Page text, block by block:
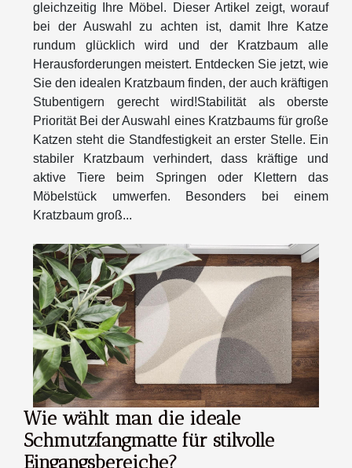
gleichzeitig Ihre Möbel. Dieser Artikel zeigt, worauf
bei der Auswahl zu achten ist, damit Ihre Katze
rundum glücklich wird und der Kratzbaum alle
Herausforderungen meistert. Entdecken Sie jetzt, wie
Sie den idealen Kratzbaum finden, der auch kräftigen
Stubentigern gerecht wird!Stabilität als oberste
Priorität Bei der Auswahl eines Kratzbaums für große
Katzen steht die Standfestigkeit an erster Stelle. Ein
stabiler Kratzbaum verhindert, dass kräftige und
aktive Tiere beim Springen oder Klettern das
Möbelstück umwerfen. Besonders bei einem
Kratzbaum groß...
Wie wählt man die ideale
Schmutzfangmatte für stilvolle
Eingangsbereiche?